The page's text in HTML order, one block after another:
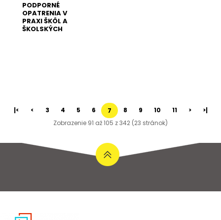
PODPORNÉ
OPATRENIA V
PRAXI ŠKÔL A
ŠKOLSKÝCH
|< < 3 4 5 6 7 8 9 10 11 >
>|
Zobrazenie 91 až 105 z 342 (23 stránok)